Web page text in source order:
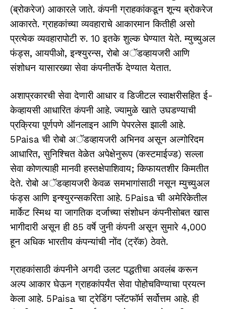
(ब्रोकरेज) आकारले जाते. कंपनी ग्राहकांकडून शून्य ब्रोकरेज
आकारते. ग्राहकांच्या व्यवहाराचे आकारमान कितीही असो
प्रत्येक व्यवहारापोटी रु. 10 इतके शुल्क घेण्यात येते. म्युच्युअल
फंड्स, आयपीओ, इन्श्युरन्स, रोबो अॅडव्हायजरी आणि
संशोधन यासारख्या सेवा कंपनीतर्फे देण्यात येतात.
अशाप्रकारची सेवा देणारी आधार व डिजीटल स्वाक्षरीसहित ई-
केव्हायसी आधारित कंपनी आहे. ज्यामुळे खाते उघडण्याची
प्रक्रिया पूर्णपणे ऑनलाइन आणि पेपरलेस झाली आहे.
5Paisa ची रोबो अॅडव्हायजरी अभिनव असून अल्गोरिदम
आधारित, सुनिश्चित वेळेत अपेक्षेनुरूप (कस्टमाईज्ड) सल्ला
सेवा कोणत्याही मानवी हस्तक्षेपाशिवाय; किफायतशीर किमतीत
देते. रोबो अॅडव्हायजरी केवळ समभागांसाठी नसून म्युच्युअल
फंड्स आणि इन्श्युरन्सकरिता आहे. 5Paisa ची अमेरिकेतील
मार्केट स्मिथ या जागतिक दर्जाच्या संशोधन कंपनीसोबत खास
भागीदारी असून ही 85 वर्षे जुनी कंपनी असून सुमारे 4,000
हून अधिक भारतीय कंपन्यांची नोंद (ट्रॅक) ठेवते.
ग्राहकांसाठी कंपनीने अगदी उलट पद्धतीचा अवलंब करून
अल्प आकार घेऊन ग्राहकांपर्यंत सेवा पोहोचविण्याचा प्रयत्न
केला आहे. 5Paisaचा ट्रेडिंग प्लॅटफॉर्म सर्वोत्तम आहे. ही